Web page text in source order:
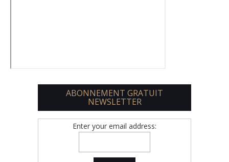
ABONNEMENT GRATUIT
NEWSLETTER
Enter your email address: